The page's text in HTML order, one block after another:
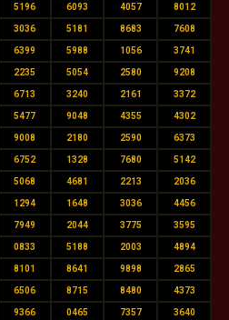
5196 6093 4057 8012
3036 5181 8683 7608
6399 5988 1056 3741
2235 5054 2580 9208
6713 3240 2161 3372
5477 9048 4355 4302
9008 2180 2590 6373
6752 1328 7680 5142
5068 4681 2213 2036
1294 1648 3036 4456
7949 2044 3775 3595
0833 5188 2003 4894
8101 8641 9898 2865
6506 8715 8480 4373
9366 0465 7357 3640